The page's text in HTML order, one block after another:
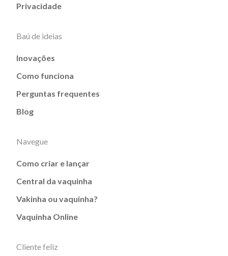
Privacidade
Baú de ideias
Inovações
Como funciona
Perguntas frequentes
Blog
Navegue
Como criar e lançar
Central da vaquinha
Vakinha ou vaquinha?
Vaquinha Online
Cliente feliz